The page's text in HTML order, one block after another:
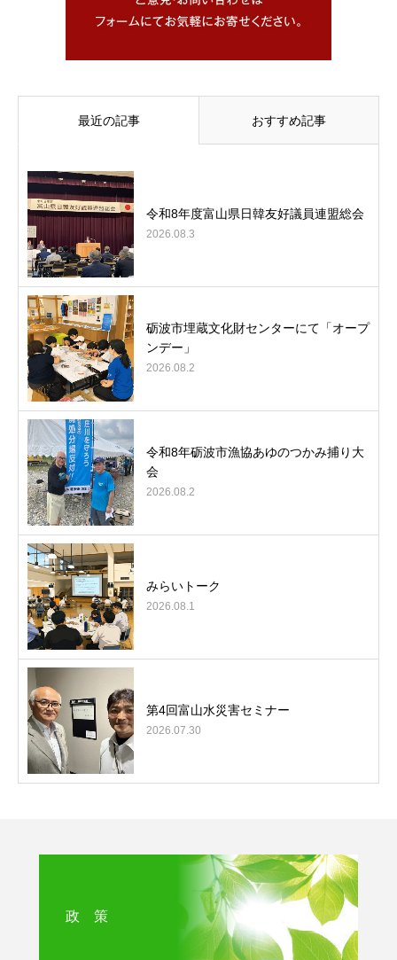
最近の記事 おすすめ記事
令和8年度富山県日韓友好議員連盟総会
2026.08.3
砺波市埋蔵文化財センターにて「オープ
ンデー」
2026.08.2
令和8年砺波市漁協あゆのつかみ捕り大
会
2026.08.2
みらいトーク
2026.08.1
第4回富山水災害セミナー
2026.07.30
政 策